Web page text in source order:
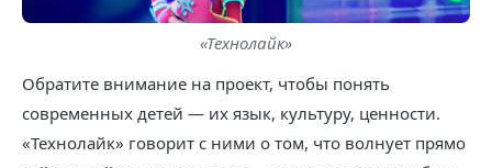
«Технолайк»
Обратите внимание на проект, чтобы понять
современных детей — их язык, культуру, ценности.
«Технолайк» говорит с ними о том, что волнует прямо